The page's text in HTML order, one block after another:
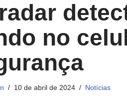
no
10 de abril de 2024 Notícias